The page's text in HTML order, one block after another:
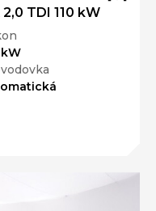
TDI 110 kW
kW